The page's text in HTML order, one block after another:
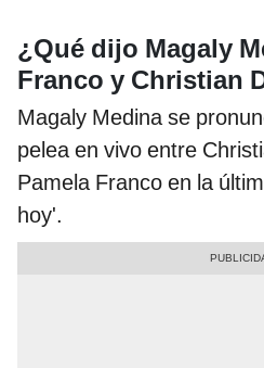
¿Qué dijo Magaly
Franco y Christian
Magaly Medina se
pelea en vivo entre
Pamela Franco en la
hoy'.